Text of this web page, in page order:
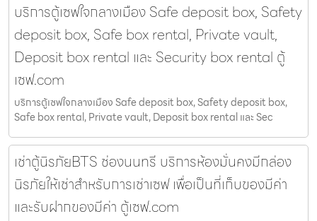
บริการตู้เซฟใจกลางเมือง Safe deposit box, Safety
deposit box, Safe box rental, Private vault,
Deposit box rental และ Security box rental ตู้
เซฟ.com
บริการตู้เซฟใจกลางเมือง Safe deposit box, Safety deposit box,
Safe box rental, Private vault, Deposit box rental และ Sec
เช่าตู้นิรภัยBTS ช่องนนทรี บริการห้องมั่นคงมีกล่อง
นิรภัยให้เช่าสำหรับการเช่าเซฟ เพื่อเป็นที่เก็บของมีค่า
และรับฝากของมีค่า ตู้เซฟ.com